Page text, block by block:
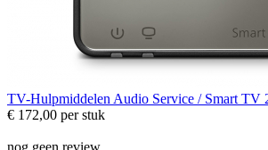
TV-Hulpmiddelen Audio Service / Smart TV
€ 172,00 per stuk
nog geen review